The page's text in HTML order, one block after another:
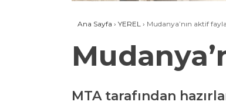
Ana Sayfa › YEREL › Mudanya’nın aktif
MTA tarafından